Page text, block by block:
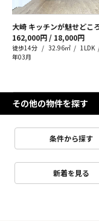
大崎 キッチンが魅せどこ
162,000円 / 18,000円
徒歩14分 32.96㎡ 1LDK
年03月
その他の物件を探す
条件から探す
新着を見る